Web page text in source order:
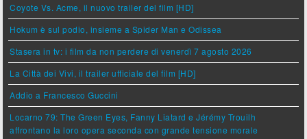
Coyote Vs. Acme, il nuovo trailer del film [HD]
Hokum è sul podio, insieme a Spider Man e Odissea
Stasera in tv: i film da non perdere di venerdì 7 agosto 2026
La Città dei Vivi, il trailer ufficiale del film [HD]
Addio a Francesco Guccini
Locarno 79: The Green Eyes, Fanny Liatard e Jérémy Trouilh
affrontano la loro opera seconda con grande tensione morale